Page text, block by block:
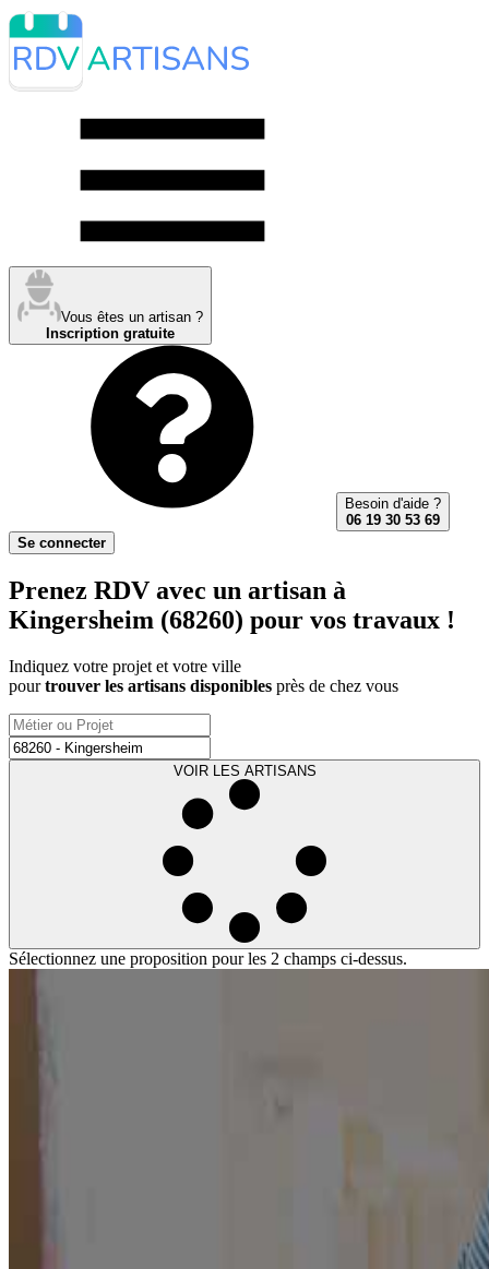
Vous êtes un artisan ?
Inscription gratuite
Besoin d'aide ?
06 19 30 53 69
Se connecter
Prenez RDV avec un artisan à
Kingersheim (68260) pour vos travaux !
Indiquez votre projet et votre ville
pourtrouver les artisans disponibles près de chez vous
Sélectionnez une proposition pour les 2 champs ci-dessus.